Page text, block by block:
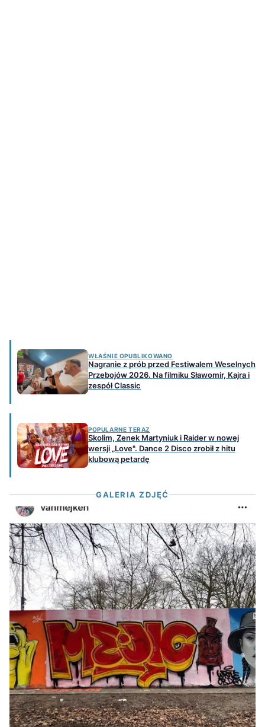
WŁAŚNIE OPUBLIKOWANO
Nagranie z prób przed Festiwalem Weselnych
Przebojów 2026. Na filmiku Sławomir, Kajra i
zespół Classic
POPULARNE TERAZ
Skolim, Zenek Martyniuk i Raider w nowej
wersji „Love". Dance 2 Disco zrobił z hitu
klubową petardę
GALERIA ZDJĘĆ